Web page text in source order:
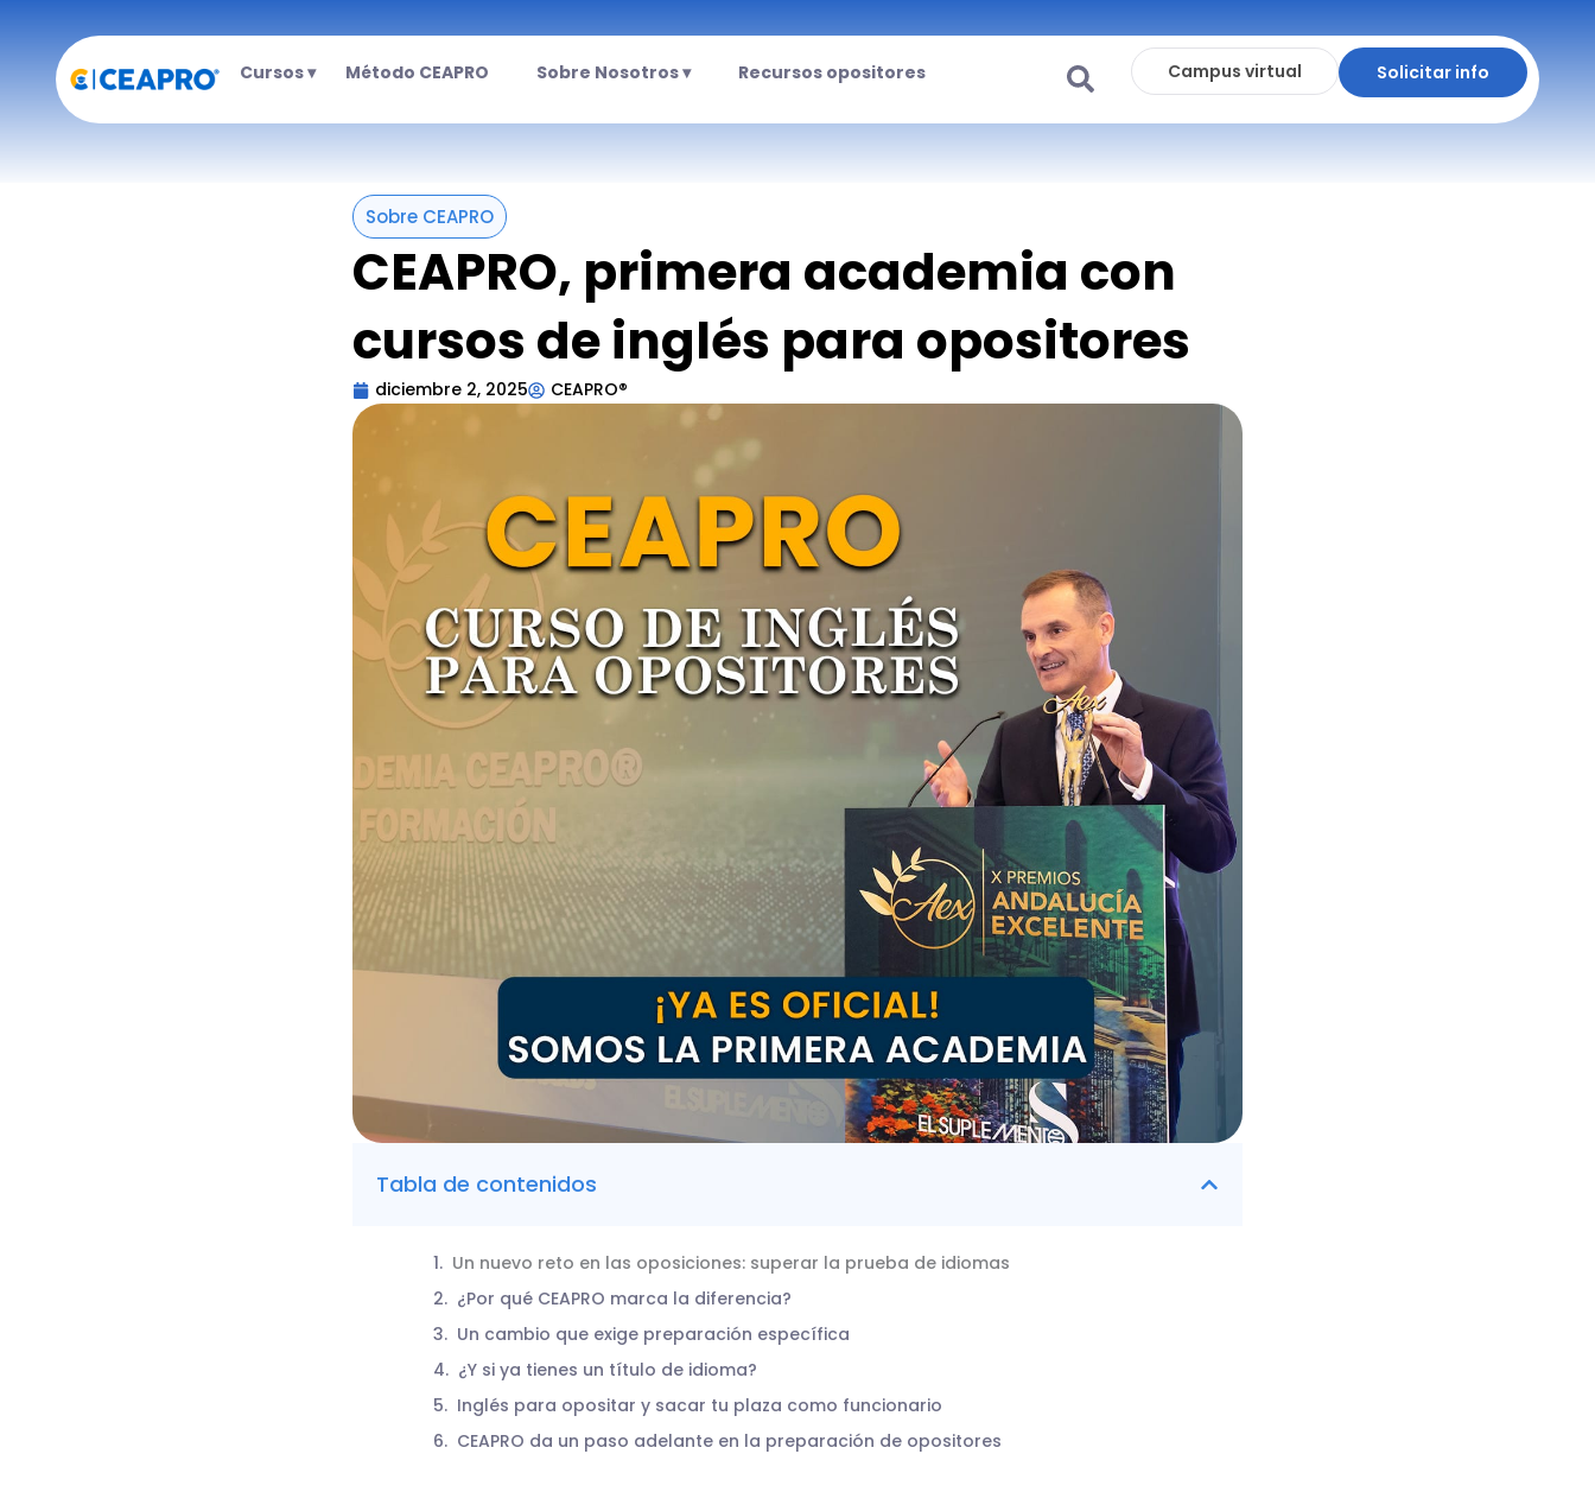
contenido
Cursos ▾ Método CEAPRO Sobre Nosotros ▾ Recursos opositores Solicitar info
Campus virtual
Sobre CEAPRO
CEAPRO, primera academia con
cursos de inglés para opositores
diciembre 2, 2025 CEAPRO®
Tabla de contenidos
Un nuevo reto en las oposiciones: superar la prueba de idiomas
¿Por qué CEAPRO marca la diferencia?
Un cambio que exige preparación específica
¿Y si ya tienes un título de idioma?
Inglés para opositar y sacar tu plaza como funcionario
CEAPRO da un paso adelante en la preparación de opositores